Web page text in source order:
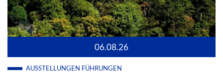
06.08.26
AUSSTELLUNGEN FÜHRUNGEN